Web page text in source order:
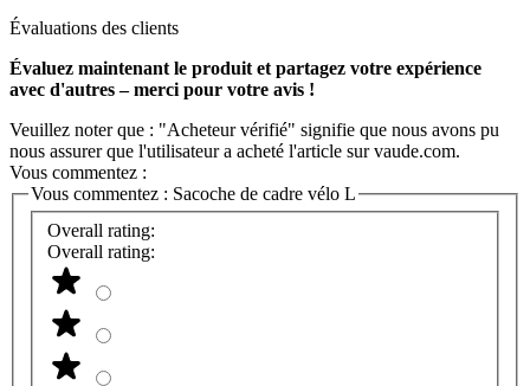
Évaluations des clients
Évaluez maintenant le produit et partagez votre expérience
avec d'autres – merci pour votre avis !
Veuillez noter que : "Acheteur vérifié" signifie que nous avons pu
nous assurer que l'utilisateur a acheté l'article sur vaude.com.
Vous commentez :
Vous commentez : Sacoche de cadre vélo L
Overall rating:
Overall rating: